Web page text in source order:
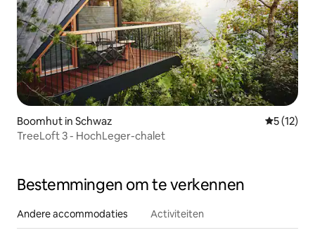
Boomhut in Schwaz
5 (12)
TreeLoft 3 - HochLeger-chalet
Bestemmingen om te verkennen
Andere accommodaties Activiteiten